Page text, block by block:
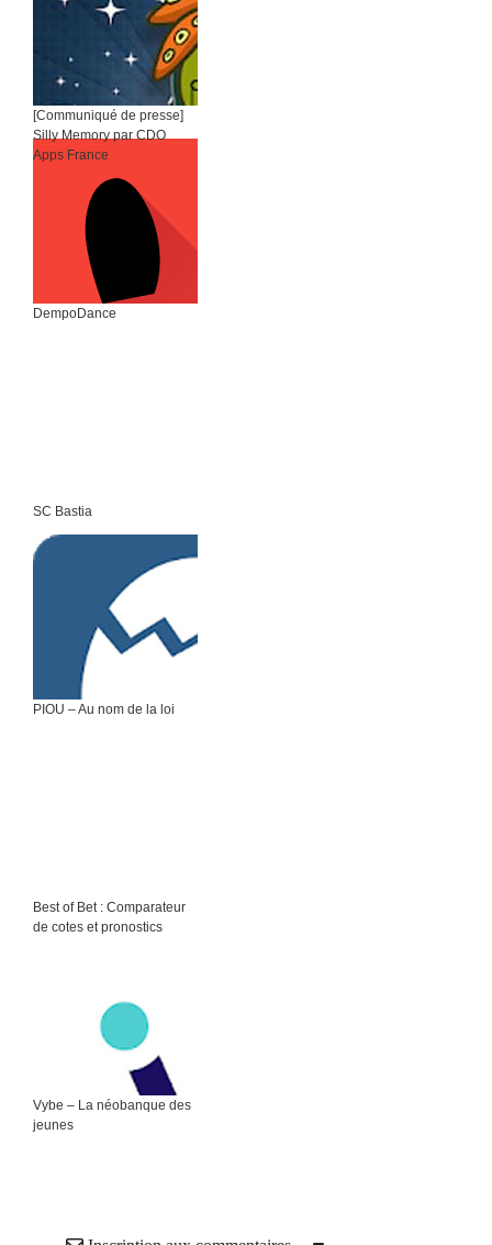
[Communiqué de presse]
Silly Memory par CDO
Apps France
DempoDance
SC Bastia
PIOU – Au nom de la loi
Best of Bet : Comparateur
de cotes et pronostics
Vybe – La néobanque des
jeunes